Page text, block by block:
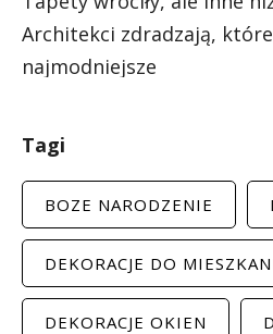
Architekci zdradzają,
najmodniejsze
Tagi
BOZE NARODZENIE
DEKORACJE DO
DEKORACJE OKIEN